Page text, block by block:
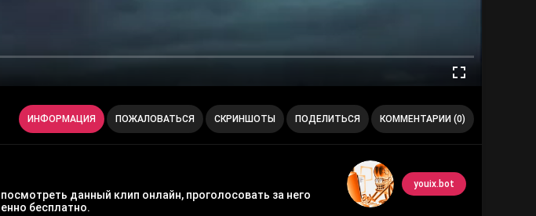
ИНФОРМАЦИЯ ПОЖАЛОВАТЬСЯ СКРИНШОТЫ ПОДЕЛИТЬСЯ КОММЕНТАРИИ (0)
youix.bot
данный клип онлайн, проголосовать за него
бесплатно.